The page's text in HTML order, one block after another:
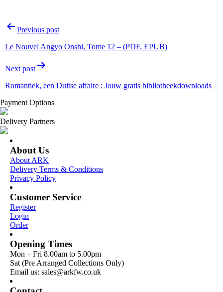
Previous post
Le Nouvel Angyo Onshi, Tome 12 – (PDF, EPUB)
Next post
Romantiek, een Duitse affaire : Jouw gratis bibliotheekdownloads
Payment Options
Delivery Partners
About Us
About ARK
Delivery Terms & Conditions
Privacy Policy
Customer Service
Register
Login
Order
Opening Times
Mon – Fri 8.00am to 5.00pm
Sat (Pre Arranged Collections Only)
Email us: sales@arkfw.co.uk